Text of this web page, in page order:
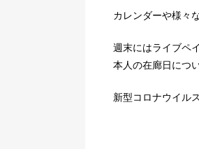
カレンダーや様々
週末にはライブペ
本人の在廊日につ
新型コロナウイル